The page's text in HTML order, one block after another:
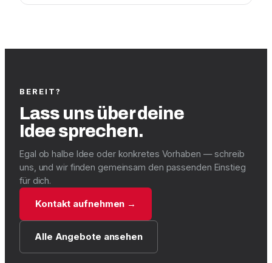
BEREIT?
Lass uns über deine
Idee sprechen.
Egal ob halbe Idee oder konkretes Vorhaben — schreib
uns, und wir finden gemeinsam den passenden Einstieg
für dich.
Kontakt aufnehmen →
Alle Angebote ansehen